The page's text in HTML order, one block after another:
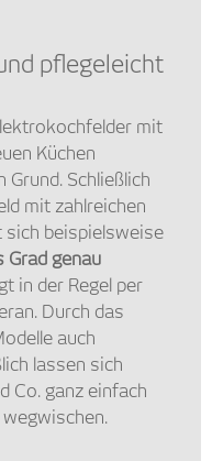
pflegeleicht
mit
Küchen
Grund. Schließlich
mit zahlreichen
sich beispielsweise
Grad genau
in der Regel per
Durch das
auch
lassen sich
Co. ganz einfach